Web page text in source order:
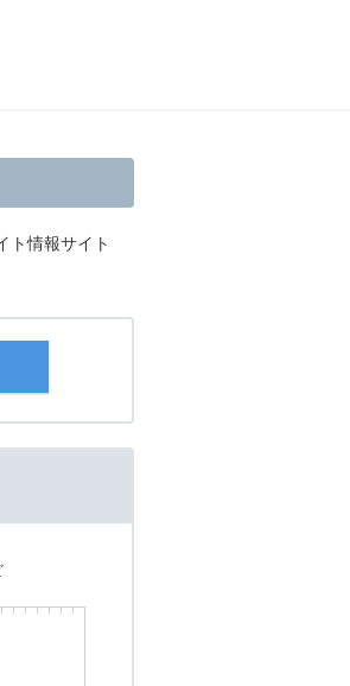
ト情報サイト